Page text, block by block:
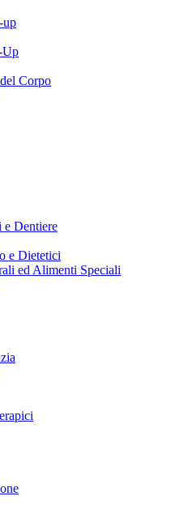
up
Up
Corpo
e Dentiere
e Dietetici
ed Alimenti Speciali